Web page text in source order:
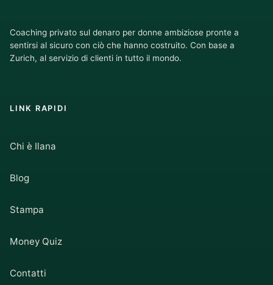
Coaching privato sul denaro per donne ambiziose pronte a
sentirsi al sicuro con ciò che hanno costruito. Con base a
Zurich, al servizio di clienti in tutto il mondo.
LINK RAPIDI
Chi è Ilana
Blog
Stampa
Money Quiz
Contatti